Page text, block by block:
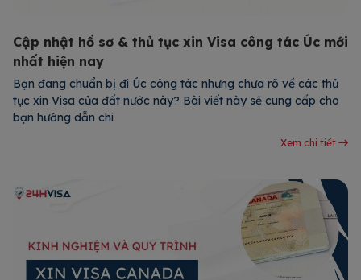
Cập nhật hồ sơ & thủ tục xin Visa công tác Úc mới
nhất hiện nay
Bạn đang chuẩn bị đi Úc công tác nhưng chưa rõ về các thủ
tục xin Visa của đất nước này? Bài viết này sẽ cung cấp cho
bạn hướng dẫn chi
Xem chi tiết